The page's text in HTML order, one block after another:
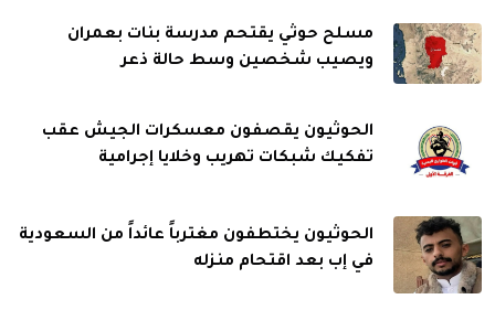
مسلح حوثي يقتحم مدرسة بنات بعمران
ويصيب شخصين وسط حالة ذعر
الحوثيون يقصفون معسكرات الجيش عقب
تفكيك شبكات تهريب وخلايا إجرامية
الحوثيون يختطفون مغترباً عائداً من السعودية
في إب بعد اقتحام منزله